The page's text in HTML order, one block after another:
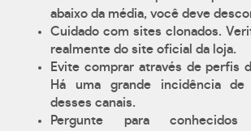
abaixo da média, você deve
Cuidado com sites clonados.
realmente do site oficial da loja.
Evite comprar através de perfis
Há uma grande incidência de
desses canais.
Pergunte para